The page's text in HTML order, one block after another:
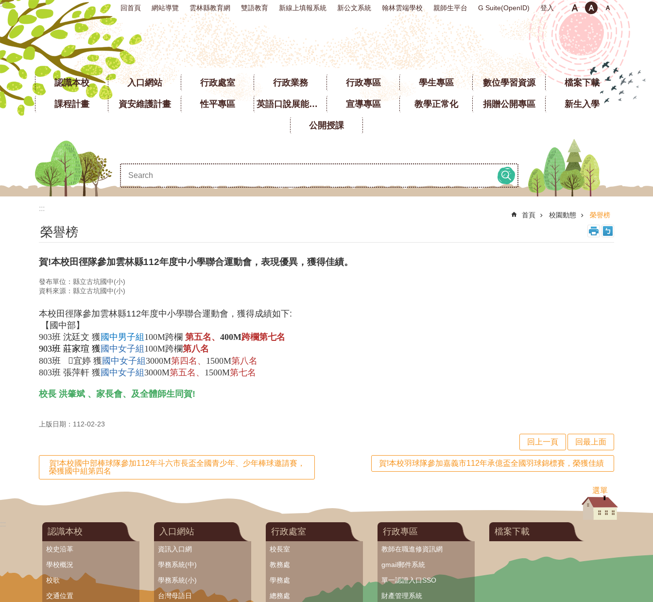
跳到主要內容區塊
::: 回首頁 網站導覽 雲林縣教育網 雙語教育 新線上填報系統 新公文系統 翰林雲端學校 親師生平台 G Suite(OpenID) 登入
認識本校 入口網站 行政處室 行政業務 行政專區 學生專區 數位學習資源 檔案下載
課程計畫 資安維護計畫 性平專區 英語口說展能專區 宣導專區 教學正常化 捐贈公開專區 新生入學
公開授課
:::
首頁 校園動態 榮譽榜
榮譽榜
賀!本校田徑隊參加雲林縣112年度中小學聯合運動會，表現優異，獲得佳績。
發布單位：縣立古坑國中(小)
資料來源：縣立古坑國中(小)
本校田徑隊參加雲林縣112年度中小學聯合運動會，獲得成績如下:
【國中部】
903班 沈廷文 獲 國中男子組 100M跨欄 第五名、 400M跨欄第七名
903班 莊家瑄 獲 國中女子組 100M跨欄第八名
803班 𡍼宜婷 獲 國中女子組3000M第四名、 1500M第八名
803班 張萍軒 獲 國中女子組3000M第五名、 1500M第七名
校長 洪肇斌 、家長會、及全體師生同賀!
上版日期：112-02-23
回上一頁 回最上面
賀!本校國中部棒球隊參加112年斗六市長盃全國青少年、少年棒球邀請賽，
榮獲國中組第四名
賀!本校羽球隊參加嘉義市112年承億盃全國羽球錦標賽，榮獲佳績
選單
:::
認識本校
校史沿革
學校概況
校歌
交通位置
入口網站
資訊入口網
學務系統(中)
學務系統(小)
台灣母語日
行政處室
校長室
教務處
學務處
總務處
行政專區
教師在職進修資訊網
gmail郵件系統
單一認證入口SSO
財產管理系統
檔案下載